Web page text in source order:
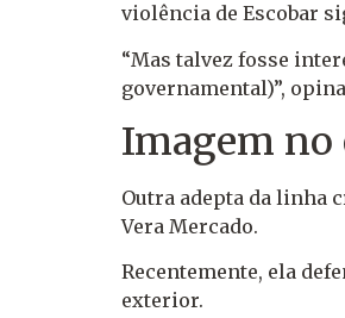
violência de Escobar
“Mas talvez fosse
governamental)”,
Imagem
Outra adepta da linha
Vera Mercado.
Recentemente, ela
exterior.